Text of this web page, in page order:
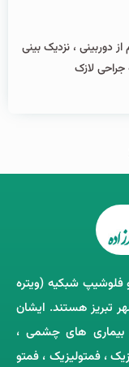
دوربینی ، نزدیک بینی
لازک
شبکیه (ویتره
تبریز هستند. ایشان
بیماری ‌های چشمی ،
، فمتولیزیک ، فمتو